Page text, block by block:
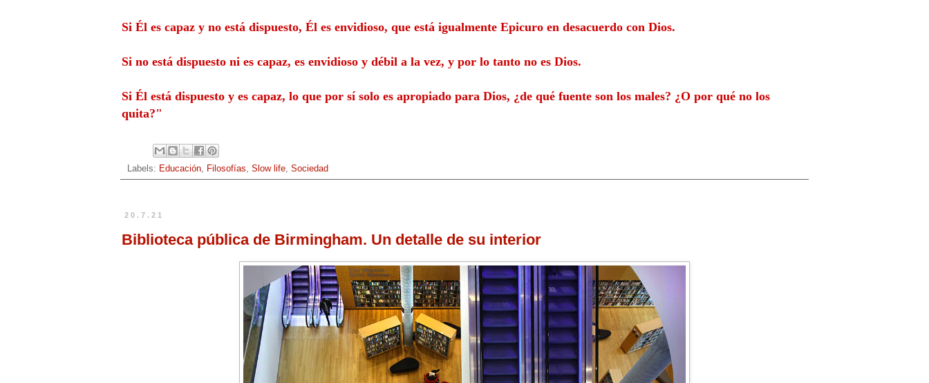
Si Él es capaz y no está dispuesto, Él es envidioso, que está igualmente Epicuro en desacuerdo con Dios.
Si no está dispuesto ni es capaz, es envidioso y débil a la vez, y por lo tanto no es Dios.
Si Él está dispuesto y es capaz, lo que por sí solo es apropiado para Dios, ¿de qué fuente son los males? ¿O por qué no los
quita?"
Labels: Educación, Filosofías, Slow life, Sociedad
20.7.21
Biblioteca pública de Birmingham. Un detalle de su interior